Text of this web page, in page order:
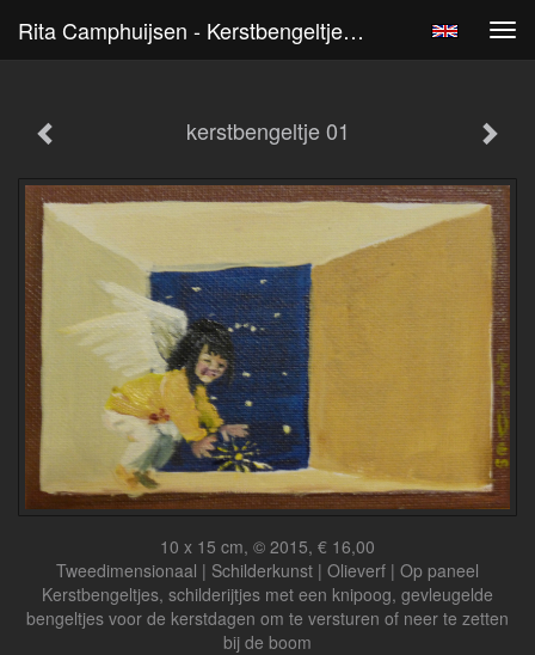
Rita Camphuijsen - Kerstbengeltje 01
kerstbengeltje 01
10 x 15 cm, © 2015, € 16,00
Tweedimensionaal | Schilderkunst | Olieverf | Op paneel
Kerstbengeltjes, schilderijtjes met een knipoog, gevleugelde
bengeltjes voor de kerstdagen om te versturen of neer te zetten
bij de boom